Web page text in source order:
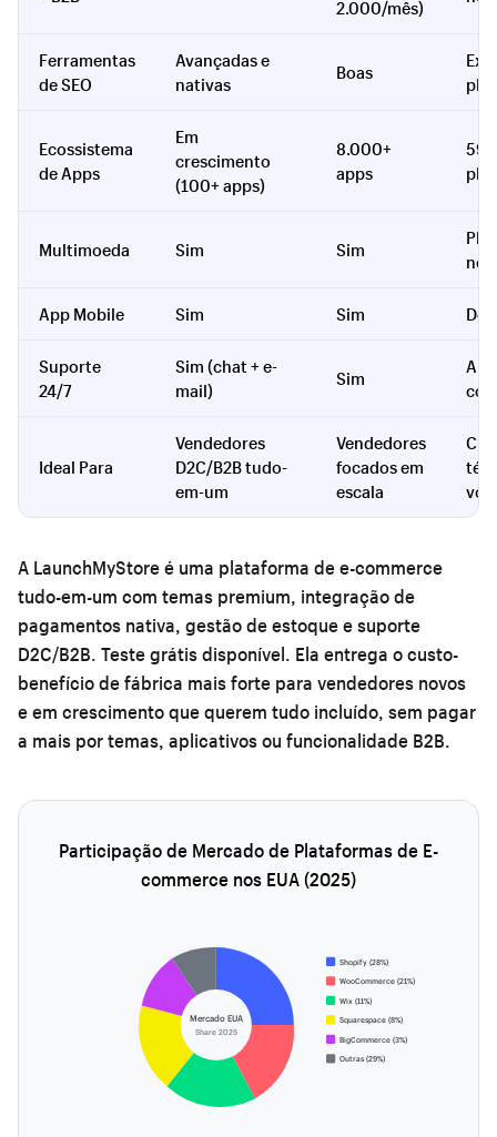
2.000/mês)
Ferramentas
de SEO
Avançadas e
nativas
Boas
Ecossistema
de Apps
Em
crescimento
(100+ apps)
8.000+
apps
Multimoeda Sim Sim
App Mobile Sim Sim De
Suporte
24/7
Sim (chat + e-
mail)
Sim
Ideal Para
Vendedores
D2C/B2B tudo-
em-um
Vendedores
focados em
escala
A LaunchMyStoreé uma plataforma de e-commerce
tudo-em-um com temas premium, integração de
pagamentos nativa, gestão de estoque e suporte
D2C/B2B. Teste grátis disponível. Ela entrega o custo-
benefício de fábrica mais forte para vendedores novos
e em crescimento que querem tudo incluído, sem pagar
a mais por temas, aplicativos ou funcionalidade B2B.
Participação de Mercado de Plataformas de E-
commerce nos EUA (2025)
Mercado EUA
Share 2025
Shopify (28%)
WooCommerce (21%)
Wix (11%)
Squarespace (8%)
BigCommerce (3%)
Outras (29%)